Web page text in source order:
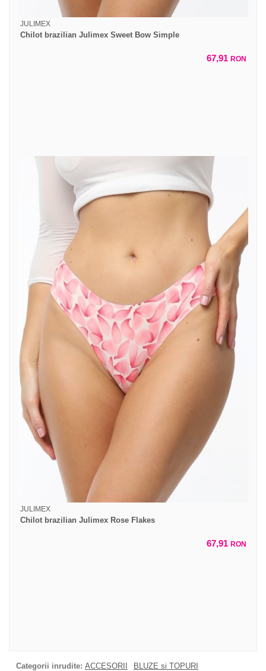
JULIMEX
Chilot brazilian Julimex Sweet Bow Simple
67,91 RON
JULIMEX
Chilot brazilian Julimex Rose Flakes
67,91 RON
Categorii inrudite: ACCESORII
BLUZE si TOPURI